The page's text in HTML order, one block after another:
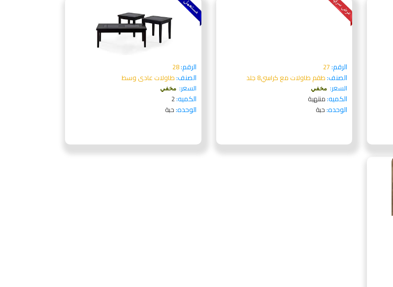
الرقم:27
الصنف:طقم طاولات مع كراسي8 جلد
السعر: مخفي
الكميه:منتهية
الوحده:حبة
الرقم:28
الصنف:طاولات عادى وسط
السعر: مخفي
الكميه:2
الوحده:حبة